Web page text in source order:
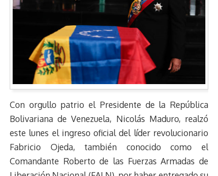
Con orgullo patrio el Presidente de la República
Bolivariana de Venezuela, Nicolás Maduro, realzó
este lunes el ingreso oficial del líder revolucionario
Fabricio Ojeda, también conocido como el
Comandante Roberto de las Fuerzas Armadas de